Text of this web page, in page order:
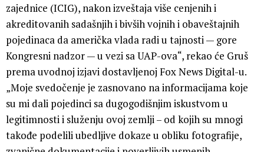
zajednice (ICIG), nakon izveštaja više cenjenih i
akreditovanih sadašnjih i bivših vojnih i obaveštajnih
pojedinaca da američka vlada radi u tajnosti — gore
Kongresni nadzor — u vezi sa UAP-ova“, rekao će Gruš
prema uvodnoj izjavi dostavljenoj Fox News Digital-u.
„Moje svedočenje je zasnovano na informacijama koje
su mi dali pojedinci sa dugogodišnjim iskustvom u
legitimnosti i služenju ovoj zemlji – od kojih su mnogi
takođe podelili ubedljive dokaze u obliku fotografije,